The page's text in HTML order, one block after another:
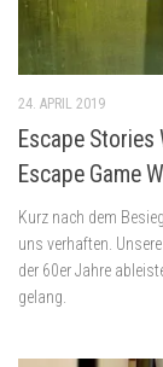
24. APRIL 2019
Escape
Escape Game
Kurz nach dem
uns verhaften.
der 60er Jahre
gelang.